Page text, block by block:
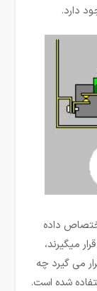
دارد.
داده
می­گیرند،
می گیرد چه
شده است.